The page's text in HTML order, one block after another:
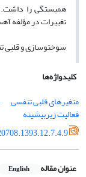
همبستگی را داشت.
تغییرات در مؤلفه
سوختوسازی و قلبی
کلیدواژه‌ها
متغیرهای قلبی تنفسی
فعالیت زیربیشینه
عنوان مقاله English